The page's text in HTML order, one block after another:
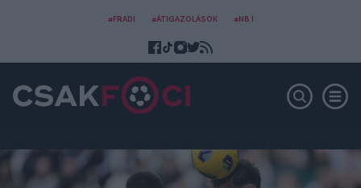
#FRADI #ÁTIGAZOLÁSOK #NB I